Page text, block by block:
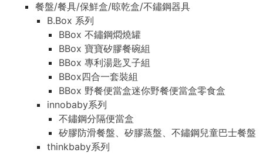
餐盤/餐具/保鮮盒/晾乾盒/不鏽鋼器具
B.Box 系列
BBox 不鏽鋼燜燒罐
BBox 寶寶矽膠餐碗組
BBox 專利湯匙叉子組
BBox四合一套裝組
BBox 野餐便當盒迷你野餐便當盒零食盒
innobaby系列
不鏽鋼分隔便當盒
矽膠防滑餐盤、矽膠蒸盤、不鏽鋼兒童巴士餐盤
thinkbaby系列